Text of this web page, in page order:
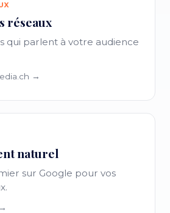
réseaux
qui parlent à votre audience
→
naturel
sur Google pour vos